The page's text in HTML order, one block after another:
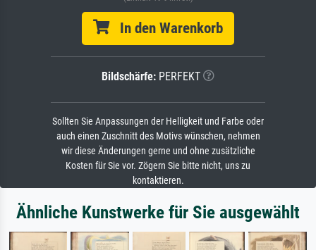
In den Warenkorb
Bildschärfe: PERFEKT
Sollten Sie Anpassungen der Helligkeit und Farbe oder
auch einen Zuschnitt des Motivs wünschen, nehmen
wir diese Änderungen gerne und ohne zusätzliche
Kosten für Sie vor. Zögern Sie bitte nicht, uns zu
kontaktieren.
Ähnliche Kunstwerke für Sie ausgewählt